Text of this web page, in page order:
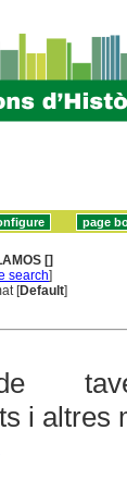
[]
search]
[Default]
i altres